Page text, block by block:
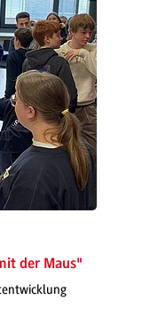
der Maus"